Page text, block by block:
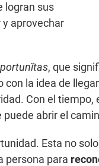
logran sus
aprovechar
, que
la idea de
Con el tiempo,
abrir el
Esta no
persona para